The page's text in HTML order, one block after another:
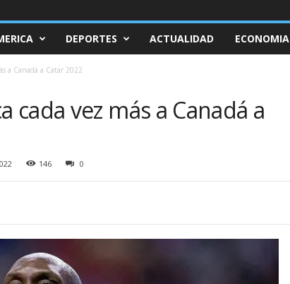
DEPORTES ACTUALIDAD ECONOMIA
a Canadá a Catar 2022
cada vez más a Canadá a
146 0